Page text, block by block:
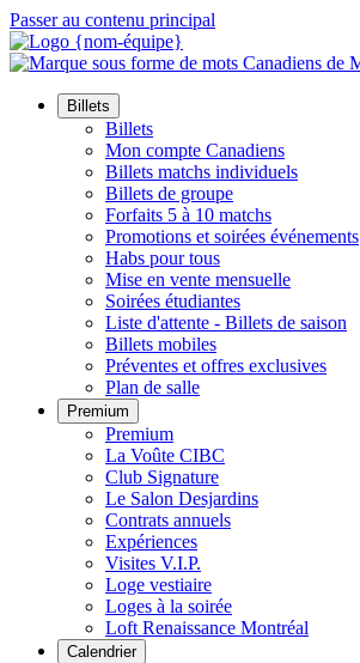
Passer au contenu principal
Billets
Billets
Mon compte Canadiens
Billets matchs individuels
Billets de groupe
Forfaits 5 à 10 matchs
Promotions et soirées événements
Habs pour tous
Mise en vente mensuelle
Soirées étudiantes
Liste d'attente - Billets de saison
Billets mobiles
Préventes et offres exclusives
Plan de salle
Premium
Premium
La Voûte CIBC
Club Signature
Le Salon Desjardins
Contrats annuels
Expériences
Visites V.I.P.
Loge vestiaire
Loges à la soirée
Loft Renaissance Montréal
Calendrier